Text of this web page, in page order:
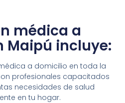
médica a
Maipú incluye:
a domicilio en toda la
profesionales capacitados
necesidades de salud
en tu hogar.